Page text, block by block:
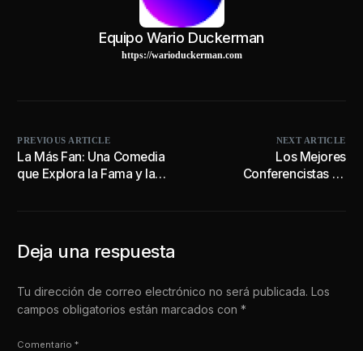
Equipo Wario Duckerman
https://warioduckerman.com
PREVIOUS ARTICLE
La Más Fan: Una Comedia
que Explora la Fama y la
NEXT ARTICLE
Los Mejores
Conferencistas en
Deja una respuesta
Tu dirección de correo electrónico no será publicada. Los
campos obligatorios están marcados con*
Comentario*